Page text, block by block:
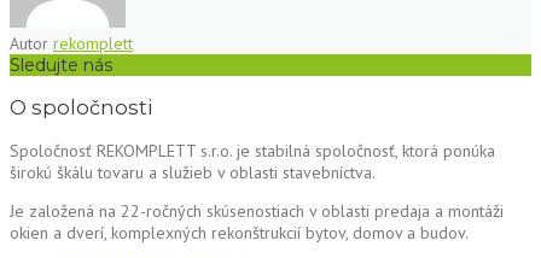
Autor rekomplett
Sledujte nás
O spoločnosti
Spoločnosť REKOMPLETT s.r.o. je stabilná spoločnosť, ktorá ponúka
širokú škálu tovaru a služieb v oblasti stavebníctva.
Je založená na 22-ročných skúsenostiach v oblasti predaja a montáži
okien a dverí, komplexných rekonštrukcií bytov, domov a budov.